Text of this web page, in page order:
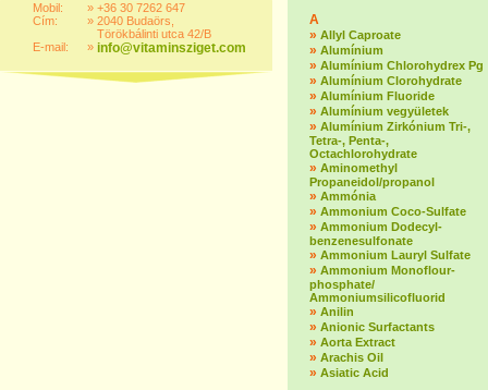
Mobil:
Cím:
E-mail:
»
»
»
+36 30 7262 647
2040 Budaörs,
Törökbálinti utca 42/B
info@vitaminsziget.com
A
» Allyl Caproate
» Alumínium
» Alumínium Chlorohydrex Pg
» Alumínium Clorohydrate
» Alumínium Fluoride
» Alumínium vegyületek
» Alumínium Zirkónium Tri-,
Tetra-, Penta-,
Octachlorohydrate
» Aminomethyl
Propaneidol/propanol
» Ammónia
» Ammonium Coco-Sulfate
» Ammonium Dodecyl-
benzenesulfonate
» Ammonium Lauryl Sulfate
» Ammonium Monoflour-
phosphate/
Ammoniumsilicofluorid
» Anilin
» Anionic Surfactants
» Aorta Extract
» Arachis Oil
» Asiatic Acid